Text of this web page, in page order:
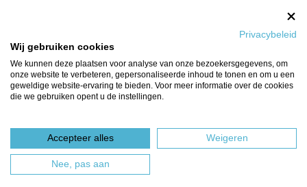
Privacybeleid
Wij gebruiken cookies
We kunnen deze plaatsen voor analyse van onze bezoekersgegevens, om
onze website te verbeteren, gepersonaliseerde inhoud te tonen en om u een
geweldige website-ervaring te bieden. Voor meer informatie over de cookies
die we gebruiken opent u de instellingen.
Accepteer alles Weigeren
Nee, pas aan